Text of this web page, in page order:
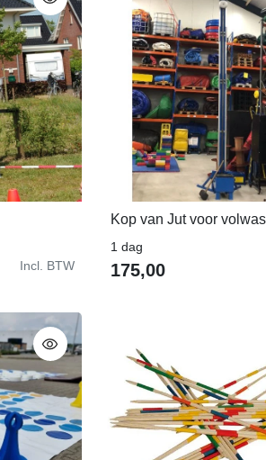
Incl. BTW
Kop van Jut voor
1 dag
175,00